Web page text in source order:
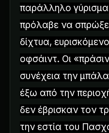
παράλληλο γύρισμα
πρόλαβε να
δίχτυα,
οφσάιντ. Οι
συνέχεια την
έξω από την
δεν έβρισκαν τον
την εστία του